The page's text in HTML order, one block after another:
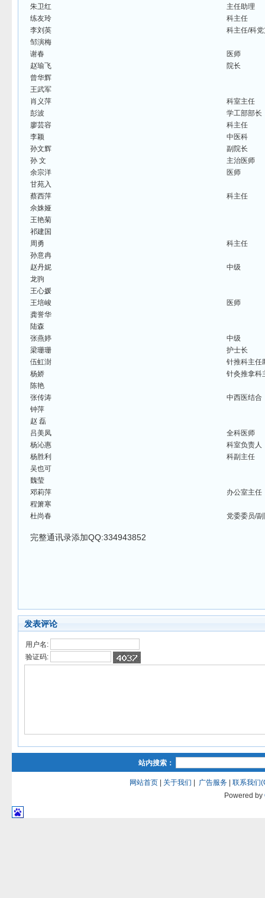
朱卫红
主任助理
练友玲
科主任
李刘英
科主任/科
邹演梅
谢春
医师
赵瑜飞
院长
曾华辉
王武军
肖义萍
科室主任
彭波
学工部部长
廖芸容
科主任
李颖
中医科
孙文辉
副院长
孙 文
主治医师
余宗洋
医师
甘苑入
蔡西萍
科主任
佘姝娅
王艳菊
祁建国
周勇
科主任
孙意冉
赵丹妮
中级
龙驹
王心媛
王培峻
医师
龚誉华
陆森
张燕婷
中级
梁珊珊
护士长
伍虹澍
针推科主任
杨娇
针灸推拿科
陈艳
张传涛
中西医结合
钟萍
赵 磊
吕美凤
全科医师
杨沁惠
科室负责人
杨胜利
科副主任
吴也可
魏莹
邓莉萍
办公室主任
程箫寒
杜尚春
党委委员/
完整通讯录添加QQ:334943852
发表评论
用户名:
验证码:
站内搜索：
网站首页| 关于我们 广告服务| 联系我们
Powered by